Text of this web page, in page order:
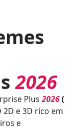
2026
Plus 2026(
2D e 3D rico em
e